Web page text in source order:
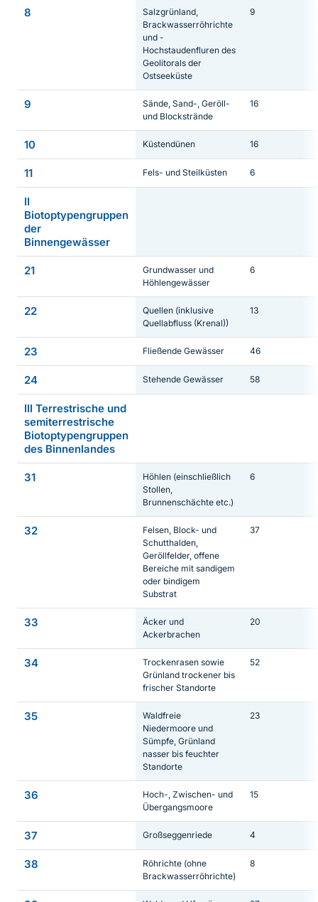
8
Salzgrünland,
Brackwasserröhrichte
und -
Hochstaudenfluren des
Geolitorals der
Ostseeküste
9
9
Sände, Sand-, Geröll-
und Blockstrände
16
10 Küstendünen 16
11 Fels- und Steilküsten 6
II
Biotoptypengruppen
der
Binnengewässer
21
Grundwasser und
Höhlengewässer
6
22
Quellen (inklusive
Quellabfluss (Krenal))
13
23 Fließende Gewässer 46
24 Stehende Gewässer 58
III Terrestrische und
semiterrestrische
Biotoptypengruppen
des Binnenlandes
31
Höhlen (einschließlich
Stollen,
Brunnenschächte etc.)
6
32
Felsen, Block- und
Schutthalden,
Geröllfelder, offene
Bereiche mit sandigem
oder bindigem
Substrat
37
33
Äcker und
Ackerbrachen
20
34
Trockenrasen sowie
Grünland trockener bis
frischer Standorte
52
35
Waldfreie
Niedermoore und
Sümpfe, Grünland
nasser bis feuchter
Standorte
23
36
Hoch-, Zwischen- und
Übergangsmoore
15
37 Großseggenriede 4
38
Röhrichte (ohne
Brackwasserröhrichte)
8